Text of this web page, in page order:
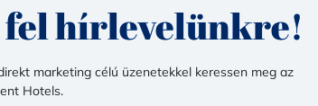
hírlevelünkre!
marketing célú üzenetekkel keressen meg az
Hotels.